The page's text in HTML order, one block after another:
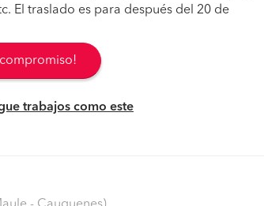
El traslado es para después del 20 de
trabajos como este